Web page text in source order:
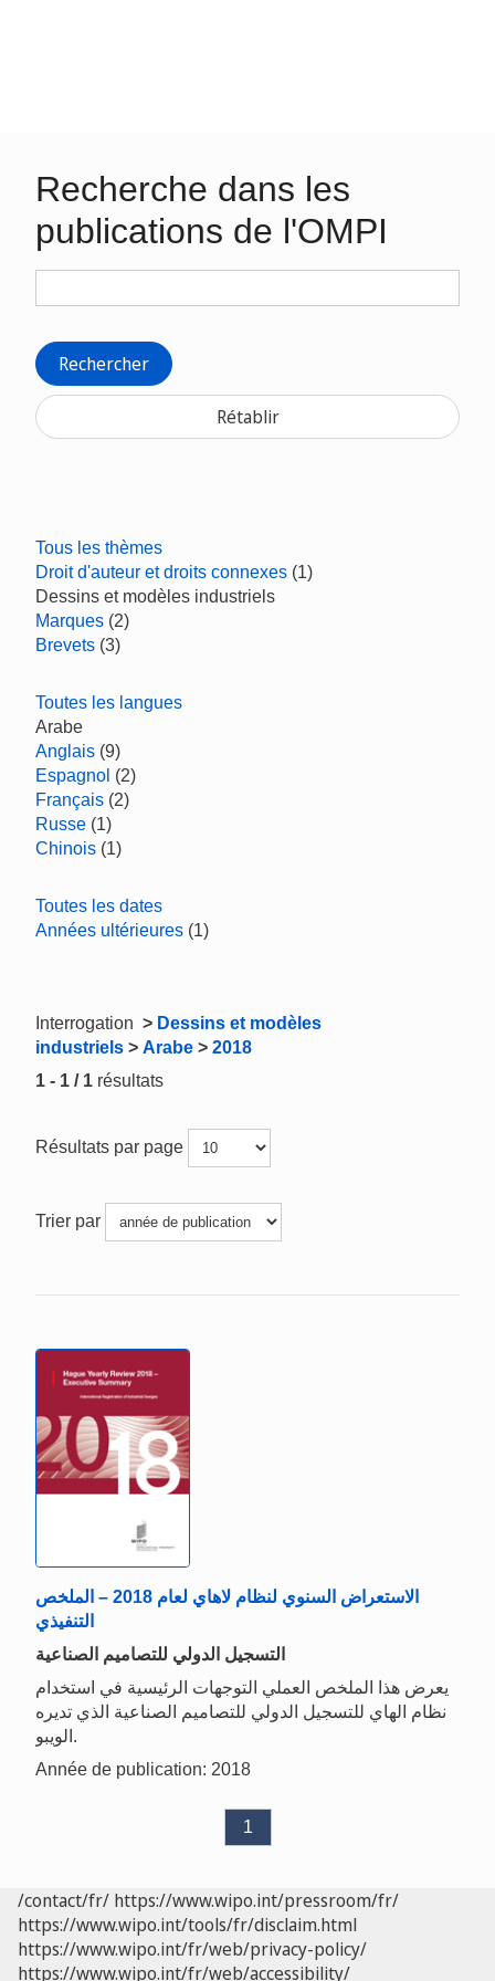
Recherche dans les
publications de l'OMPI
Rechercher
Rétablir
Tous les thèmes
Droit d'auteur et droits connexes (1)
Dessins et modèles industriels
Marques (2)
Brevets (3)
Toutes les langues
Arabe
Anglais (9)
Espagnol (2)
Français (2)
Russe (1)
Chinois (1)
Toutes les dates
Années ultérieures (1)
Interrogation > Dessins et modèles
industriels > Arabe > 2018
1 - 1 / 1 résultats
Résultats par page
Trier par
الاستعراض السنوي لنظام لاهاي لعام 2018 – الملخص
التنفيذي
التسجيل الدولي للتصاميم الصناعية
يعرض هذا الملخص العملي التوجهات الرئيسية في استخدام
نظام الهاي للتسجيل الدولي للتصاميم الصناعية الذي تديره
الويبو.
Année de publication: 2018
1
/contact/fr/ https://www.wipo.int/pressroom/fr/
https://www.wipo.int/tools/fr/disclaim.html
https://www.wipo.int/fr/web/privacy-policy/
https://www.wipo.int/fr/web/accessibility/